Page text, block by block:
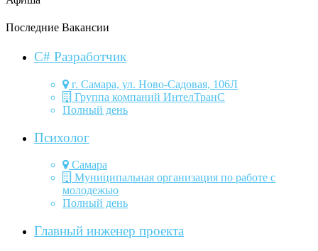
Последние Вакансии
C# Разработчик
г. Самара, ул. Ново-Садовая, 106Л
Группа компаний ИнтелТранС
Полный день
Психолог
Самара
Муниципальная организация по работе с
молодежью
Полный день
Главный инженер проекта